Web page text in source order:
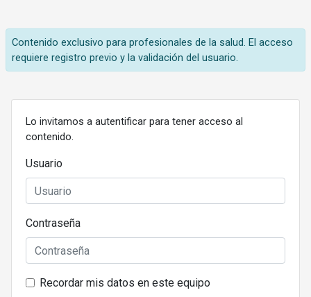
Contenido exclusivo para profesionales de la salud. El acceso
requiere registro previo y la validación del usuario.
Lo invitamos a autentificar para tener acceso al
contenido.
Usuario
Contraseña
Recordar mis datos en este equipo